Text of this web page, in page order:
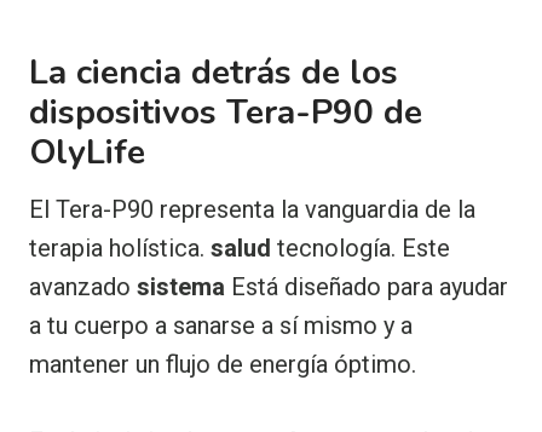
La ciencia detrás de los
dispositivos Tera-P90 de
OlyLife
El Tera-P90 representa la vanguardia de la
terapia holística. salud tecnología. Este
avanzado sistema Está diseñado para ayudar
a tu cuerpo a sanarse a sí mismo y a
mantener un flujo de energía óptimo.